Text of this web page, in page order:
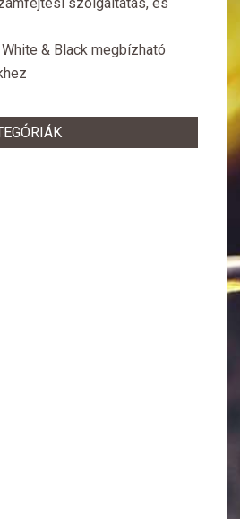
& Black megbízható